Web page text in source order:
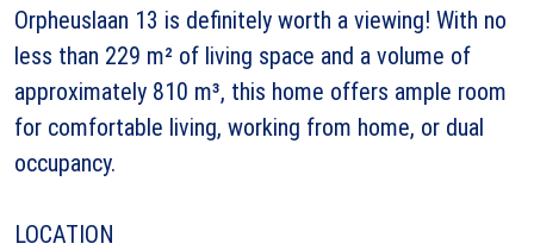
Orpheuslaan 13 is definitely worth a viewing! With no
less than 229 m² of living space and a volume of
approximately 810 m³, this home offers ample room
for comfortable living, working from home, or dual
occupancy.
LOCATION